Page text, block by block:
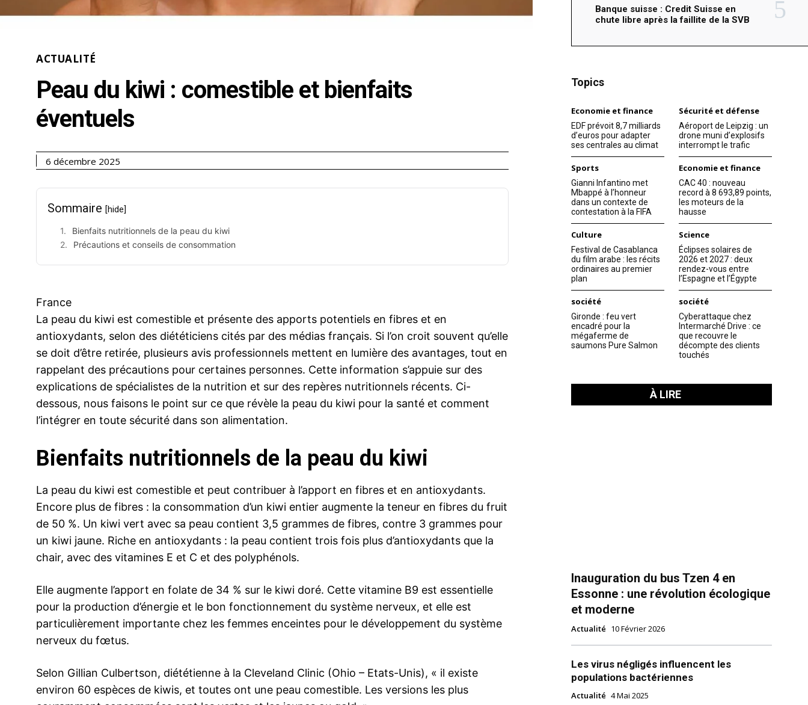
ACTUALITÉ
Peau du kiwi : comestible et bienfaits
éventuels
6 décembre 2025
Sommaire [hide]
Bienfaits nutritionnels de la peau du kiwi
Précautions et conseils de consommation
France
La peau du kiwi est comestible et présente des apports potentiels en fibres et en
antioxydants, selon des diététiciens cités par des médias français. Si l’on croit souvent qu’elle
se doit d’être retirée, plusieurs avis professionnels mettent en lumière des avantages, tout en
rappelant des précautions pour certaines personnes. Cette information s’appuie sur des
explications de spécialistes de la nutrition et sur des repères nutritionnels récents. Ci-
dessous, nous faisons le point sur ce que révèle la peau du kiwi pour la santé et comment
l’intégrer en toute sécurité dans son alimentation.
Bienfaits nutritionnels de la peau du kiwi
La peau du kiwi est comestible et peut contribuer à l’apport en fibres et en antioxydants.
Encore plus de fibres : la consommation d’un kiwi entier augmente la teneur en fibres du fruit
de 50 %. Un kiwi vert avec sa peau contient 3,5 grammes de fibres, contre 3 grammes pour
un kiwi jaune. Riche en antioxydants : la peau contient trois fois plus d’antioxydants que la
chair, avec des vitamines E et C et des polyphénols.
Elle augmente l’apport en folate de 34 % sur le kiwi doré. Cette vitamine B9 est essentielle
pour la production d’énergie et le bon fonctionnement du système nerveux, et elle est
particulièrement importante chez les femmes enceintes pour le développement du système
nerveux du fœtus.
Selon Gillian Culbertson, diététienne à la Cleveland Clinic (Ohio – Etats-Unis), « il existe
environ 60 espèces de kiwis, et toutes ont une peau comestible. Les versions les plus
Banque suisse : Credit Suisse en
chute libre après la faillite de la SVB
Topics
Economie et finance
EDF prévoit 8,7 milliards
d’euros pour adapter
ses centrales au climat
Sécurité et défense
Aéroport de Leipzig : un
drone muni d’explosifs
interrompt le trafic
Sports
Gianni Infantino met
Mbappé à l’honneur
dans un contexte de
contestation à la FIFA
Economie et finance
CAC 40 : nouveau
record à 8 693,89 points,
les moteurs de la
hausse
Culture
Festival de Casablanca
du film arabe : les récits
ordinaires au premier
plan
Science
Éclipses solaires de
2026 et 2027 : deux
rendez-vous entre
l’Espagne et l’Égypte
société
Gironde : feu vert
encadré pour la
mégaferme de
saumons Pure Salmon
société
Cyberattaque chez
Intermarché Drive : ce
que recouvre le
décompte des clients
touchés
À LIRE
Inauguration du bus Tzen 4 en
Essonne : une révolution écologique
et moderne
Actualité 10 Février 2026
Les virus négligés influencent les
populations bactériennes
Actualité 4 Mai 2025